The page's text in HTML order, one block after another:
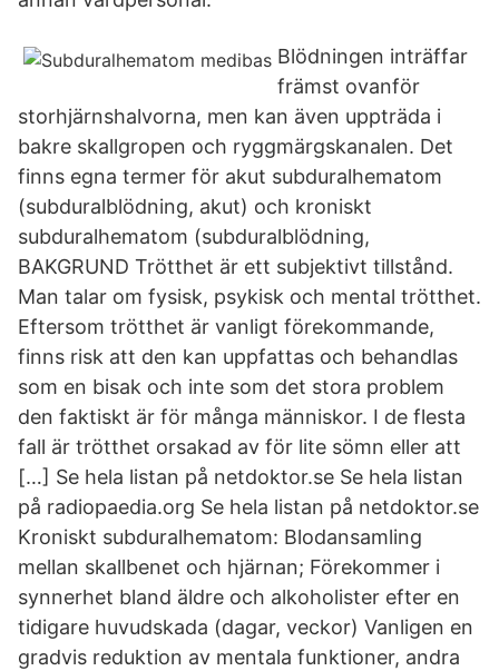
Blödningen inträffar
främst ovanför
storhjärnshalvorna, men kan även uppträda i
bakre skallgropen och ryggmärgskanalen. Det
finns egna termer för akut subduralhematom
(subduralblödning, akut) och kroniskt
subduralhematom (subduralblödning,
BAKGRUND Trötthet är ett subjektivt tillstånd.
Man talar om fysisk, psykisk och mental trötthet.
Eftersom trötthet är vanligt förekommande,
finns risk att den kan uppfattas och behandlas
som en bisak och inte som det stora problem
den faktiskt är för många människor. I de flesta
fall är trötthet orsakad av för lite sömn eller att
[…] Se hela listan på netdoktor.se Se hela listan
på radiopaedia.org Se hela listan på netdoktor.se
Kroniskt subduralhematom: Blodansamling
mellan skallbenet och hjärnan; Förekommer i
synnerhet bland äldre och alkoholister efter en
tidigare huvudskada (dagar, veckor) Vanligen en
gradvis reduktion av mentala funktioner, andra